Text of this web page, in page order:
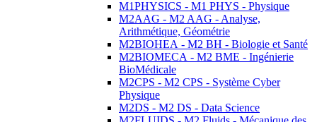
M1PHYSICS - M1 PHYS - Physique
M2AAG - M2 AAG - Analyse,
Arithmétique, Géométrie
M2BIOHEA - M2 BH - Biologie et Santé
M2BIOMECA - M2 BME - Ingénierie
BioMédicale
M2CPS - M2 CPS - Système Cyber
Physique
M2DS - M2 DS - Data Science